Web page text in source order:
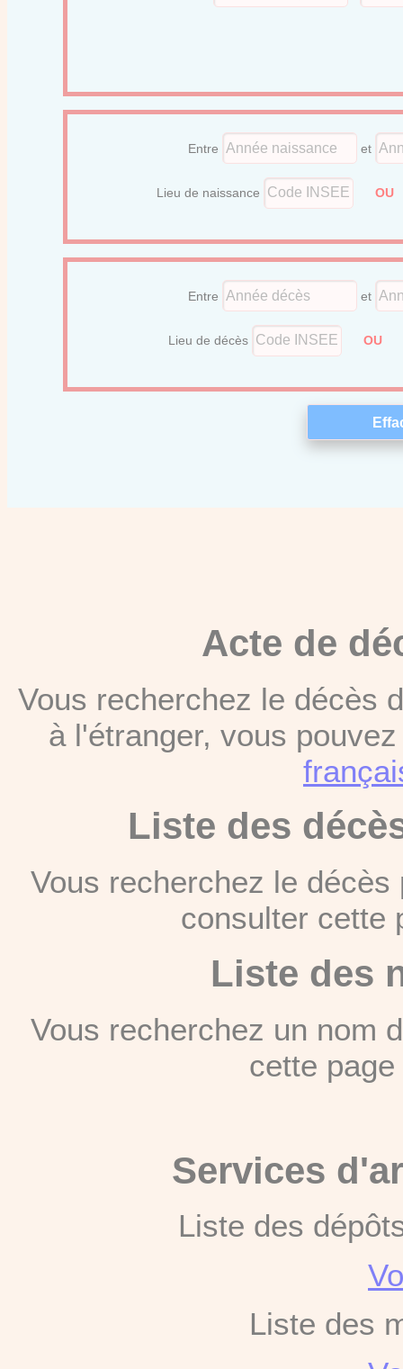
Entre et
Lieu de naissance
Entre et
Lieu de décès OU
Acte de
Vous recherchez le décès
à l'étranger, vous
Liste des
Vous recherchez le
consulter
Liste des
Vous recherchez un nom
cette
Services
Liste des
Liste des